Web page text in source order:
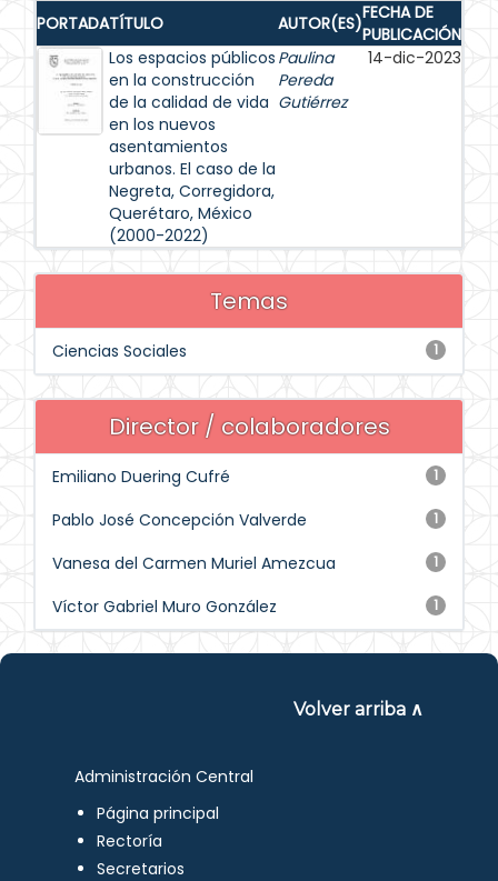
PORTADATÍTULO AUTOR(ES)FECHA DE
PUBLICACIÓN
Los espacios públicos
en la construcción
de la calidad de vida
en los nuevos
asentamientos
urbanos. El caso de la
Negreta, Corregidora,
Querétaro, México
(2000-2022)
Paulina
Pereda
Gutiérrez
14-dic-2023
Temas
1
Ciencias Sociales
Director / colaboradores
1
Emiliano Duering Cufré
1
Pablo José Concepción Valverde
1
Vanesa del Carmen Muriel Amezcua
1
Víctor Gabriel Muro González
Volver arriba ∧
Administración Central
Página principal
Rectoría
Secretarios